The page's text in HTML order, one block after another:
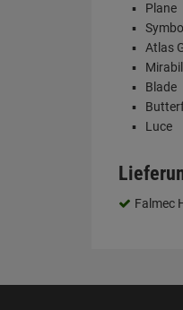
Plane
Symbol
Atlas
Blade
Luce
Falmec